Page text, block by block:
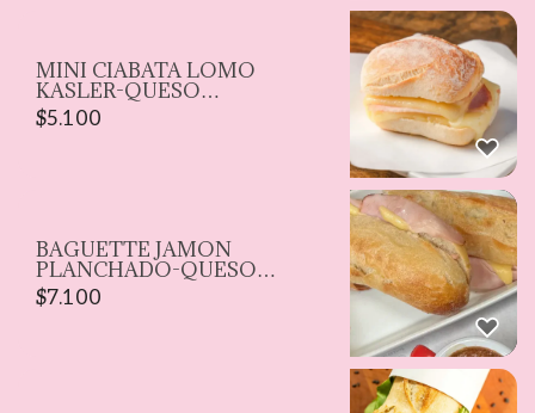
MINI CIABATA LOMO
KASLER-QUESO
MANTECOSO
$5.100
BAGUETTE JAMON
PLANCHADO-QUESO
MANTECOSO
$7.100